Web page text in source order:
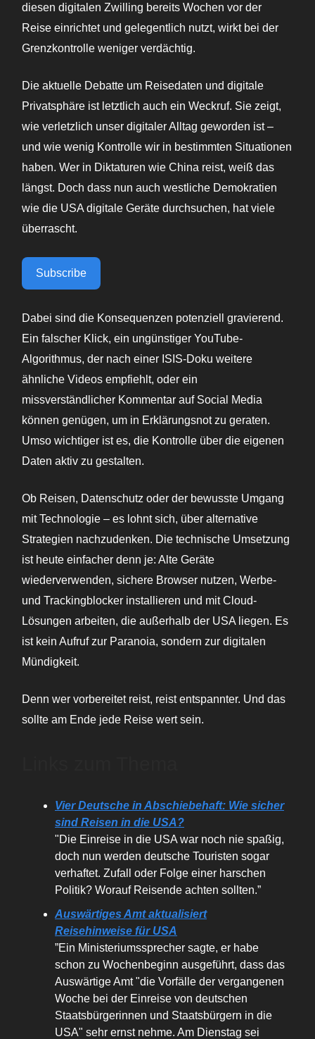
diesen digitalen Zwilling bereits Wochen vor der
Reise einrichtet und gelegentlich nutzt, wirkt bei der
Grenzkontrolle weniger verdächtig.
Die aktuelle Debatte um Reisedaten und digitale
Privatsphäre ist letztlich auch ein Weckruf. Sie zeigt,
wie verletzlich unser digitaler Alltag geworden ist –
und wie wenig Kontrolle wir in bestimmten Situationen
haben. Wer in Diktaturen wie China reist, weiß das
längst. Doch dass nun auch westliche Demokratien
wie die USA digitale Geräte durchsuchen, hat viele
überrascht.
Subscribe
Dabei sind die Konsequenzen potenziell gravierend.
Ein falscher Klick, ein ungünstiger YouTube-
Algorithmus, der nach einer ISIS-Doku weitere
ähnliche Videos empfiehlt, oder ein
missverständlicher Kommentar auf Social Media
können genügen, um in Erklärungsnot zu geraten.
Umso wichtiger ist es, die Kontrolle über die eigenen
Daten aktiv zu gestalten.
Ob Reisen, Datenschutz oder der bewusste Umgang
mit Technologie – es lohnt sich, über alternative
Strategien nachzudenken. Die technische Umsetzung
ist heute einfacher denn je: Alte Geräte
wiederverwenden, sichere Browser nutzen, Werbe-
und Trackingblocker installieren und mit Cloud-
Lösungen arbeiten, die außerhalb der USA liegen. Es
ist kein Aufruf zur Paranoia, sondern zur digitalen
Mündigkeit.
Denn wer vorbereitet reist, reist entspannter. Und das
sollte am Ende jede Reise wert sein.
Vier Deutsche in Abschiebehaft: Wie sicher
sind Reisen in die USA?
"Die Einreise in die USA war noch nie spaßig,
doch nun werden deutsche Touristen sogar
verhaftet. Zufall oder Folge einer harschen
Politik? Worauf Reisende achten sollten.”
Auswärtiges Amt aktualisiert
Reisehinweise für USA
”Ein Ministeriumssprecher sagte, er habe
schon zu Wochenbeginn ausgeführt, dass das
Auswärtige Amt "die Vorfälle der vergangenen
Woche bei der Einreise von deutschen
Staatsbürgerinnen und Staatsbürgern in die
USA" sehr ernst nehme. Am Dienstag sei